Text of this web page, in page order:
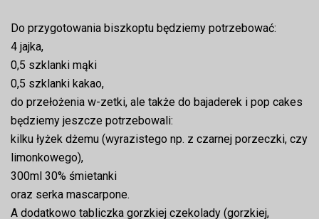
Do przygotowania biszkoptu będziemy potrzebować:
4 jajka,
0,5 szklanki mąki
0,5 szklanki kakao,
do przełożenia w-zetki, ale także do bajaderek i pop cakes
będziemy jeszcze potrzebowali:
kilku łyżek dżemu (wyrazistego np. z czarnej porzeczki, czy
limonkowego),
300ml 30% śmietanki
oraz serka mascarpone.
A dodatkowo tabliczka gorzkiej czekolady (gorzkiej,